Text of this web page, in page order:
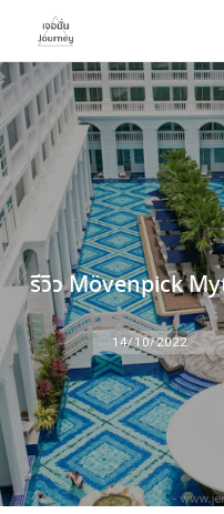
รีวิว Mövenpick
14/10/2022